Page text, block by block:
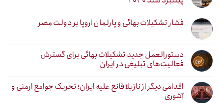
فشار تشکیلات بهائی و پارلمان اروپا بر دولت مصر
دستورالعمل جدید تشکیلات بهائی برای گسترش
فعالیت‌های تبلیغی در ایران
اقدامی دیگر از نازیلا قانع علیه ایران؛ تحریک جوامع ارمنی و
آشوری